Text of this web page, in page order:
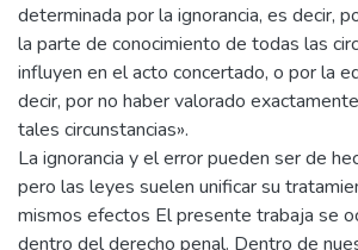
determinada por la ignorancia, es decir,
la parte de conocimiento de todas las
influyen en el acto concertado, o por la
decir, por no haber valorado
tales circunstancias».
La ignorancia y el error pueden ser de
pero las leyes suelen unificar su
mismos efectos El presente trabaja se
dentro del derecho penal. Dentro de